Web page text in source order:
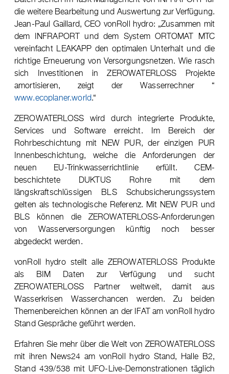
die weitere Bearbeitung und Auswertung zur Verfügung.
Jean-Paul Gaillard, CEO vonRoll hydro: „Zusammen mit
dem INFRAPORT und dem System ORTOMAT MTC
vereinfacht LEAKAPP den optimalen Unterhalt und die
richtige Erneuerung von Versorgungsnetzen. Wie rasch
sich Investitionen in ZEROWATERLOSS Projekte
amortisieren, zeigt der Wasserrechner “
www.ecoplaner.world.“
ZEROWATERLOSS wird durch integrierte Produkte,
Services und Software erreicht. Im Bereich der
Rohrbeschichtung mit NEW PUR, der einzigen PUR
Innenbeschichtung, welche die Anforderungen der
neuen EU-Trinkwasserrichtlinie erfüllt. CEM-
beschichtete DUKTUS Rohre mit dem
längskraftschlüssigen BLS Schubsicherungssystem
gelten als technologische Referenz. Mit NEW PUR und
BLS können die ZEROWATERLOSS-Anforderungen
von Wasserversorgungen künftig noch besser
abgedeckt werden.
vonRoll hydro stellt alle ZEROWATERLOSS Produkte
als BIM Daten zur Verfügung und sucht
ZEROWATERLOSS Partner weltweit, damit aus
Wasserkrisen Wasserchancen werden. Zu beiden
Themenbereichen können an der IFAT am vonRoll hydro
Stand Gespräche geführt werden.
Erfahren Sie mehr über die Welt von ZEROWATERLOSS
mit ihren News24 am vonRoll hydro Stand, Halle B2,
Stand 439/538 mit UFO-Live-Demonstrationen täglich